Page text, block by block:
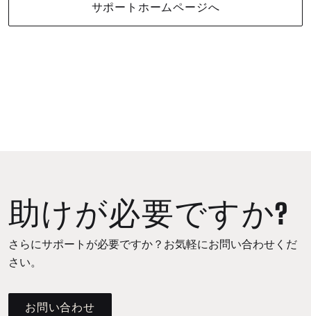
サポートホームページへ
助けが必要ですか?
さらにサポートが必要ですか？お気軽にお問い合わせくだ
さい。
お問い合わせ